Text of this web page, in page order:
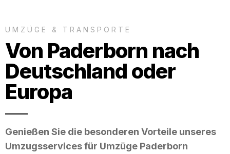
UMZÜGE & TRANSPORTE
Von Paderborn nach
Deutschland oder
Europa
Genießen Sie die besonderen Vorteile unseres
Umzugsservices für Umzüge Paderborn